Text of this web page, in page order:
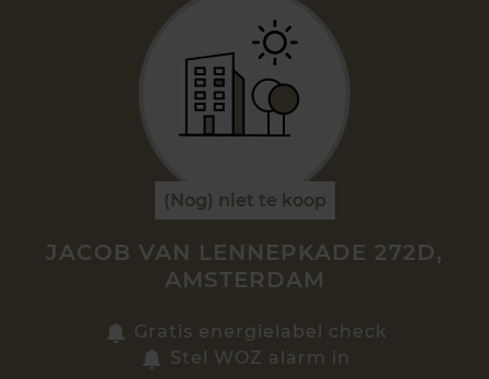
(Nog) niet te koop
JACOB VAN LENNEPKADE 272D,
AMSTERDAM
Gratis energielabel check
Stel WOZ alarm in